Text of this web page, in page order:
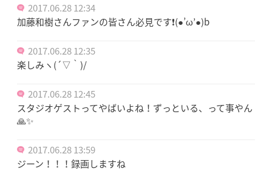
2017.06.28 12:34
加藤和樹さんファンの皆さん必見です❗️(●︎’ω’●︎)b
2017.06.28 12:35
楽しみヽ(´▽｀)/
2017.06.28 12:45
スタジオゲストってやばいよね！ずっといる、って事やん
🙏✨
2017.06.28 13:59
ジーン！！！録画しますね